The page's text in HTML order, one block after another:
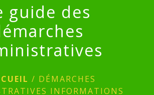
guide des
/ DÉMARCHES
INFORMATIONS